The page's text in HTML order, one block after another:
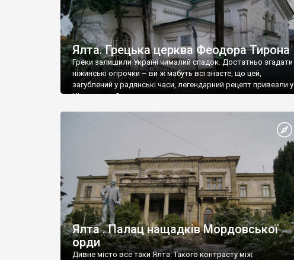
Ялта. Грецька церква Феодора Тирона
Греки залишили Україні чималий спадок. Достатньо згадати
ніжинські огірочки – ви ж мабуть всі знаєте, що цей,
загублений у радянські часи, легендарний рецепт привезли у
Ніжин греки?
Ялта . Палац нащадків Мордовської
орди
Дивне місто все таки Ялта. Такого контрасту між